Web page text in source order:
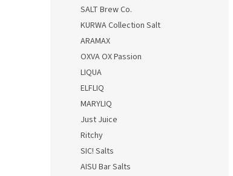
SALT Brew Co.
KURWA Collection Salt
ARAMAX
OXVA OX Passion
LIQUA
ELFLIQ
MARYLIQ
Just Juice
Ritchy
SIC! Salts
AISU Bar Salts